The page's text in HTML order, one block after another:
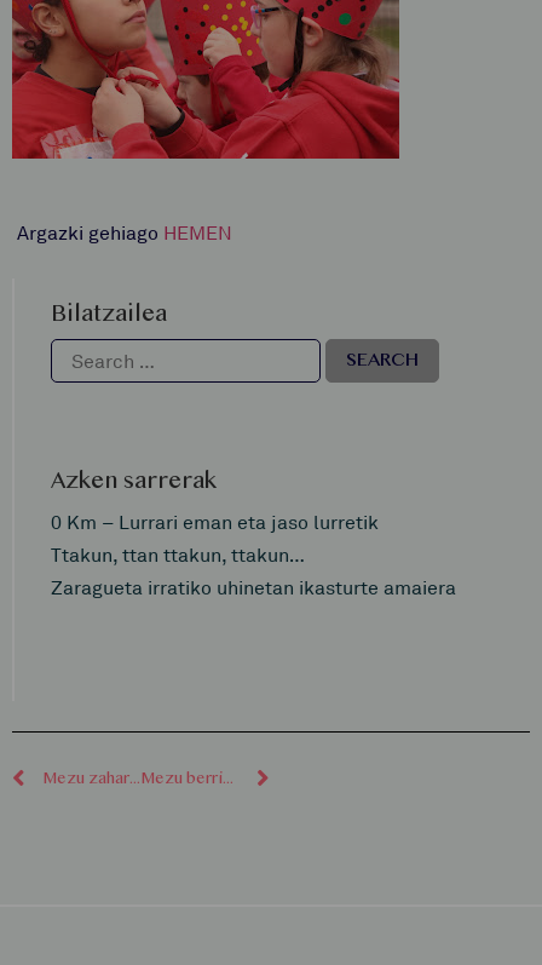
Argazki gehiago HEMEN
Bilatzailea
Azken sarrerak
0 Km – Lurrari eman eta jaso lurretik
Ttakun, ttan ttakun, ttakun…
Zaragueta irratiko uhinetan ikasturte amaiera
Mezu zaharragoak Mezu berriagoak